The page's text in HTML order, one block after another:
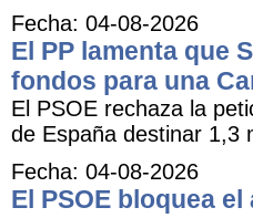
Fecha: 04-08-2026
El PP lamenta que
fondos para una
El PSOE rechaza la
de España destinar 1,3
Fecha: 04-08-2026
El PSOE bloquea